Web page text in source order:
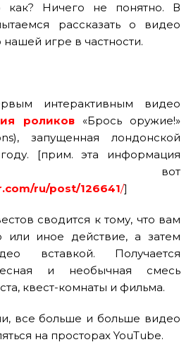
как? Ничего не понятно. В
рассказать о видео
игре в частности.
интерактивным видео
роликов
«Брось оружие!»
запущенная лондонской
[прим. эта информация
вот
ru/post/126641/]
сводится к тому, что вам
или иное действие, а затем
вставкой. Получается
и необычная смесь
квест-комнаты и фильма.
все больше и больше видео
на просторах YouTube.